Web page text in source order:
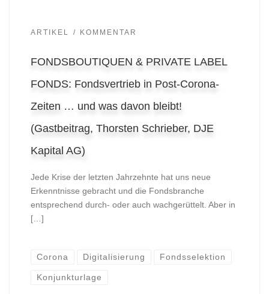
ARTIKEL KOMMENTAR
FONDSBOUTIQUEN & PRIVATE LABEL
FONDS: Fondsvertrieb in Post-Corona-
Zeiten … und was davon bleibt!
(Gastbeitrag, Thorsten Schrieber, DJE
Kapital AG)
Jede Krise der letzten Jahrzehnte hat uns neue
Erkenntnisse gebracht und die Fondsbranche
entsprechend durch- oder auch wachgerüttelt. Aber in
[…]
Corona Digitalisierung Fondsselektion
Konjunkturlage